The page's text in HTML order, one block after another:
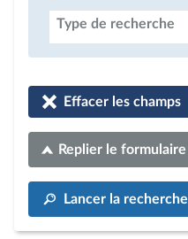
Type de recherche
Effacer les champs
Replier le formulaire
Lancer la recherche